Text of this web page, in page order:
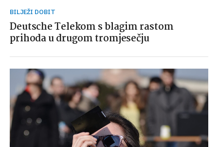
BILJEŽI DOBIT
Deutsche Telekom s blagim rastom
prihoda u drugom tromjesečju